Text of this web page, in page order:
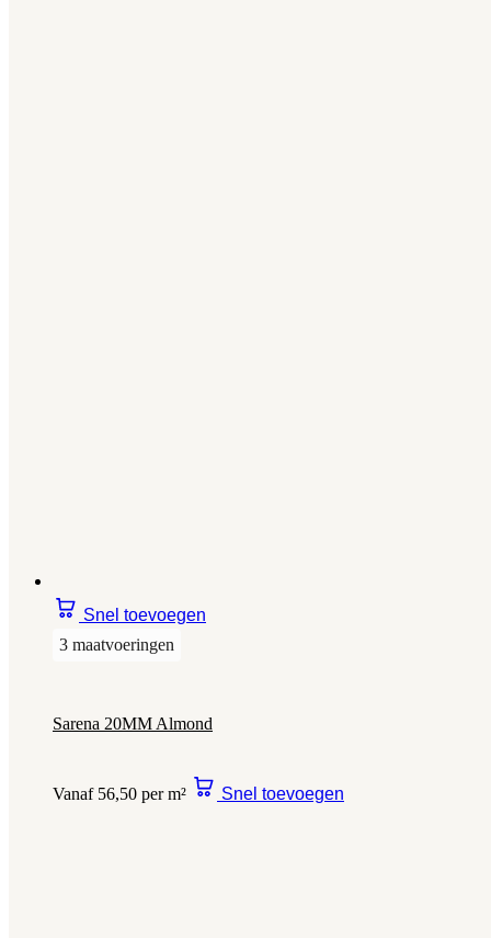
Snel toevoegen
3 maatvoeringen
Sarena 20MM Almond
Vanaf 56,50 per m² Snel toevoegen